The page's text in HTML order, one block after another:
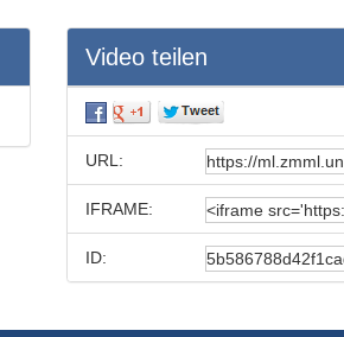
Video teilen
URL:
IFRAME:
ID: